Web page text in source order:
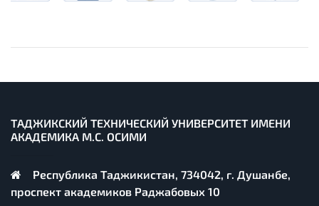
ТАДЖИКСКИЙ ТЕХНИЧЕСКИЙ УНИВЕРСИТЕТ ИМЕНИ
АКАДЕМИКА М.С. ОСИМИ
Республика Таджикистан, 734042, г. Душанбе,
проспект академиков Раджабовых 10